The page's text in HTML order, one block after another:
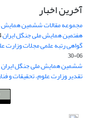
آخرین اخبار
مجموعه مقالات ششمین همایش
هفتمین همایش ملی جنگل ایران
گواهی رتبه علمی مجلات وزارت
06-30
ششمین همایش ملی جنگل ایران
تقدیر وزارت علوم، تحقیقات و